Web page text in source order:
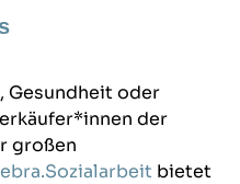
Gesundheit oder
der
großen
bietet